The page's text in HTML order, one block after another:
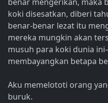
benar mengerikan, maka
koki disesatkan, diberi
benar-benar lezat itu
mereka mungkin akan
musuh para koki dunia
membayangkan betapa
Aku memelototi orang
buruk.